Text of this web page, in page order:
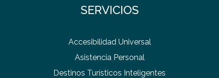
SERVICIOS
Accesibilidad Universal
Asistencia Personal
Destinos Turísticos Inteligentes